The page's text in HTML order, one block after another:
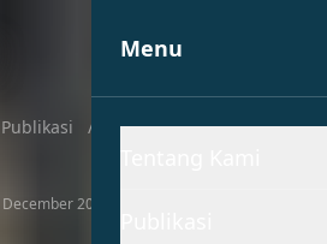
Menu
/ Laporan Riset
2021